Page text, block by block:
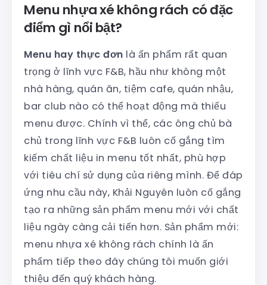
Menu nhựa xé không rách có đặc
điểm gì nổi bật?
Menu hay thực đơn là ấn phẩm rất quan
trọng ở lĩnh vực F&B, hầu như không một
nhà hàng, quán ăn, tiệm cafe, quán nhậu,
bar club nào có thể hoạt động mà thiếu
menu được. Chính vì thể, các ông chủ bà
chủ trong lĩnh vực F&B luôn cố gắng tìm
kiếm chất liệu in menu tốt nhất, phù hợp
với tiêu chí sử dụng của riêng mình. Để đáp
ứng nhu cầu này, Khải Nguyên luôn cố gắng
tạo ra những sản phẩm menu mới với chất
liệu ngày càng cải tiến hơn. Sản phẩm mới:
menu nhựa xé không rách chính là ấn
phẩm tiếp theo đây chúng tôi muốn giới
thiệu đến quý khách hàng.